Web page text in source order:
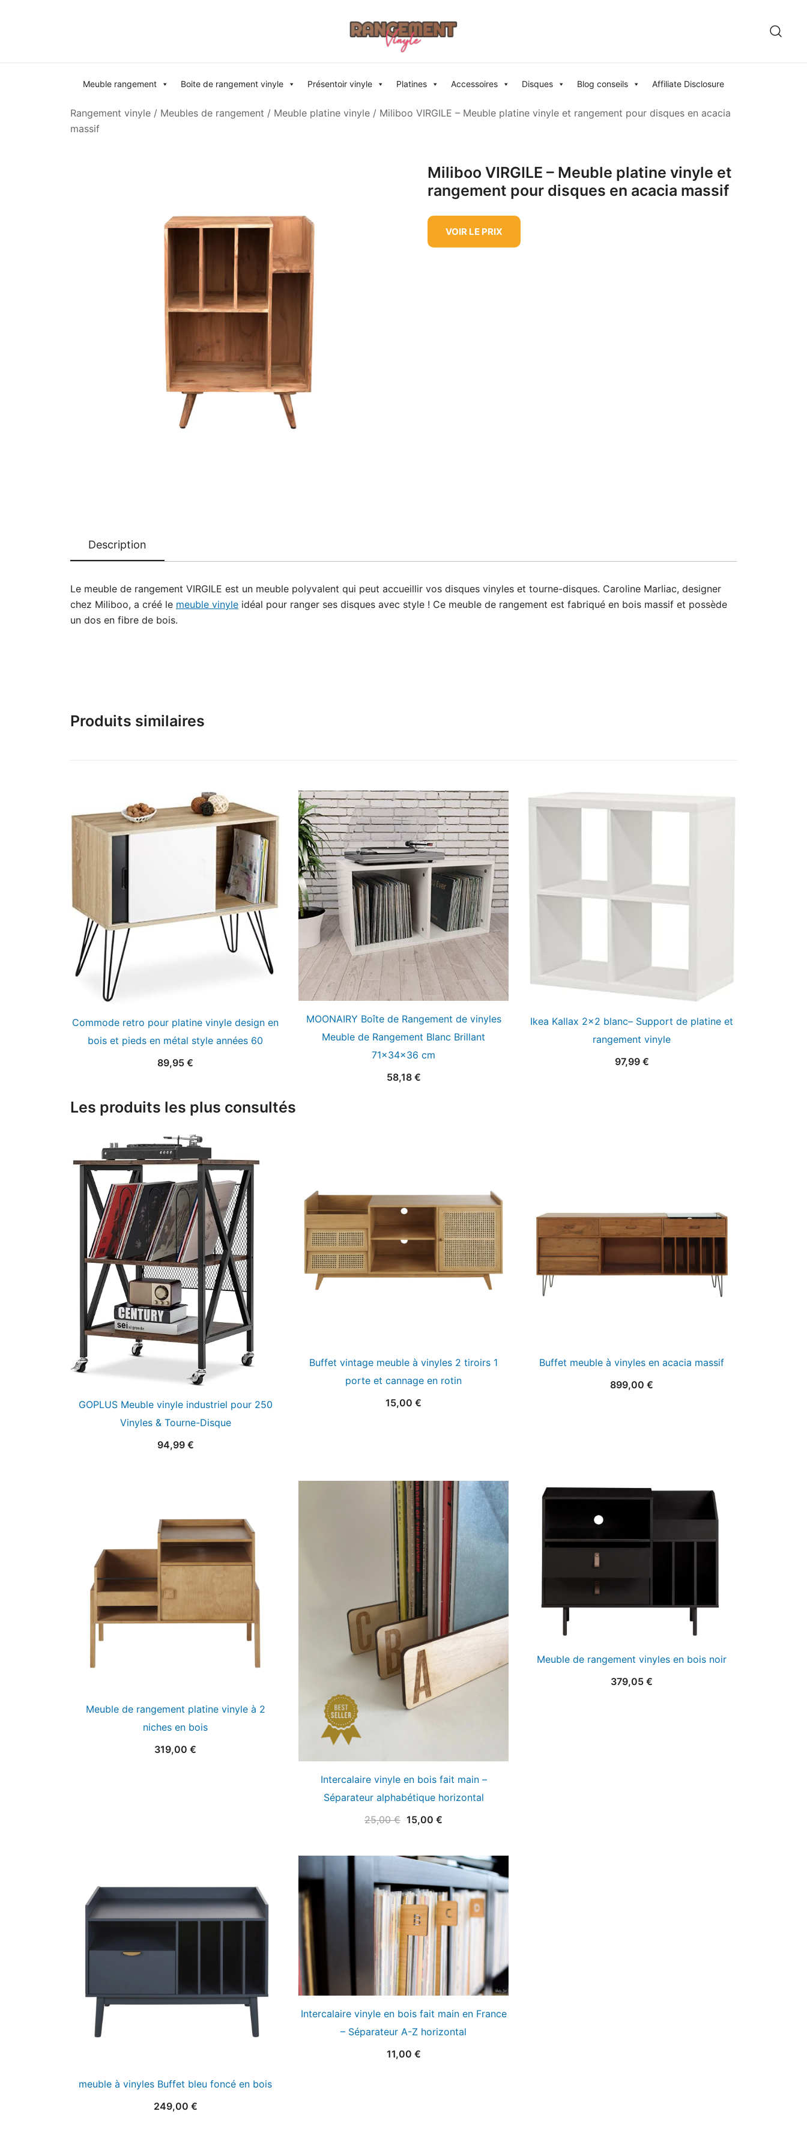
Meuble rangement Boite de rangement vinyle Présentoir vinyle Platines Accessoires Disques Blog conseils Affiliate Disclosure
Rangement vinyle / Meubles de rangement / Meuble platine vinyle / Miliboo VIRGILE – Meuble platine vinyle et rangement pour disques en acacia
massif
Miliboo VIRGILE – Meuble platine vinyle et
rangement pour disques en acacia massif
VOIR LE PRIX
Description
Le meuble de rangement VIRGILE est un meuble polyvalent qui peut accueillir vos disques vinyles et tourne-disques. Caroline Marliac, designer
chez Miliboo, a créé le meuble vinyle idéal pour ranger ses disques avec style ! Ce meuble de rangement est fabriqué en bois massif et possède
un dos en fibre de bois.
Produits similaires
Commode retro pour platine vinyle design en
bois et pieds en métal style années 60
89,95 €
MOONAIRY Boîte de Rangement de vinyles
Meuble de Rangement Blanc Brillant
71x34x36 cm
58,18 €
Ikea Kallax 2×2 blanc– Support de platine et
rangement vinyle
97,99 €
Les produits les plus consultés
GOPLUS Meuble vinyle industriel pour 250
Vinyles & Tourne-Disque
94,99 €
Buffet vintage meuble à vinyles 2 tiroirs 1
porte et cannage en rotin
15,00 €
Buffet meuble à vinyles en acacia massif
899,00 €
Meuble de rangement platine vinyle à 2
niches en bois
319,00 €
Intercalaire vinyle en bois fait main –
Séparateur alphabétique horizontal
25,00€ Le
était :
25,00 €.
15,00 €
est :
15,00 €.
Meuble de rangement vinyles en bois noir
379,05 €
meuble à vinyles Buffet bleu foncé en bois
249,00 €
Intercalaire vinyle en bois fait main en France
– Séparateur A-Z horizontal
11,00 €